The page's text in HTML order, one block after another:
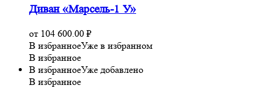
Диван «Марсель-1 У»
от 104 600.00 ₽
В избранноеУже в избранном
В избранное
В избранноеУже добавлено
В избранное